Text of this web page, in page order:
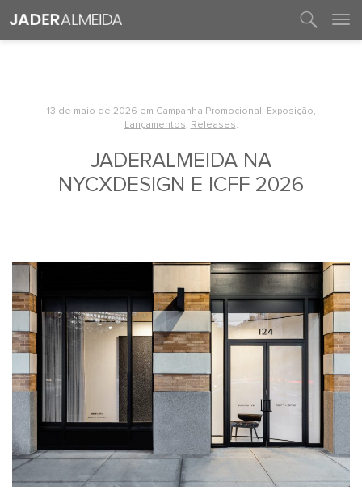
13 de maio de 2026 em Campanha Promocional , Exposição,
Lançamentos, Releases.
JADERALMEIDA NA
NYCXDESIGN E ICFF 2026